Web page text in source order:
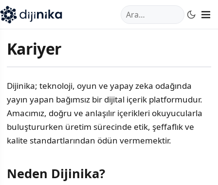
,Marmara Mahallesi,Beylikdüzü34520TRTelefon:0850
Kariyer
Dijinika; teknoloji, oyun ve yapay zeka odağında
yayın yapan bağımsız bir dijital içerik platformudur.
Amacımız, doğru ve anlaşılır içerikleri okuyucularla
buluştururken üretim sürecinde etik, şeffaflık ve
kalite standartlarından ödün vermemektir.
Neden Dijinika?